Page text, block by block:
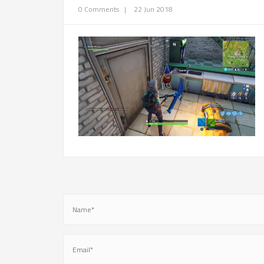
0 Comments | 22 Jun 2018